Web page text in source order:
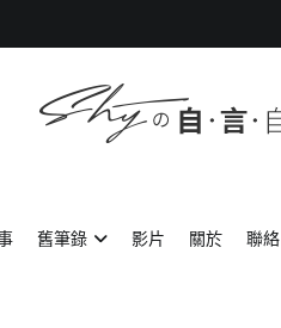
舊筆錄 影片 關於 聯絡